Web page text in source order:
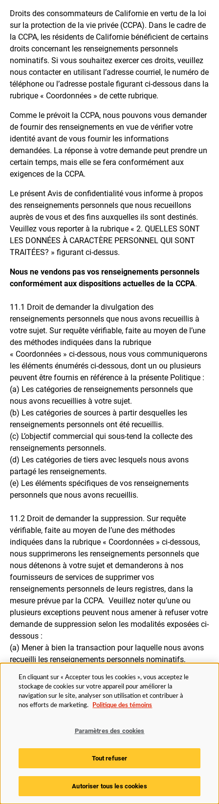
Droits des consommateurs de Californie en vertu de la loi
sur la protection de la vie privée (CCPA). Dans le cadre de
la CCPA, les résidents de Californie bénéficient de certains
droits concernant les renseignements personnels
nominatifs. Si vous souhaitez exercer ces droits, veuillez
nous contacter en utilisant l’adresse courriel, le numéro de
téléphone ou l’adresse postale figurant ci-dessous dans la
rubrique « Coordonnées » de cette rubrique.
Comme le prévoit la CCPA, nous pouvons vous demander
de fournir des renseignements en vue de vérifier votre
identité avant de vous fournir les informations
demandées. La réponse à votre demande peut prendre un
certain temps, mais elle se fera conformément aux
exigences de la CCPA.
Le présent Avis de confidentialité vous informe à propos
des renseignements personnels que nous recueillons
auprès de vous et des fins auxquelles ils sont destinés.
Veuillez vous reporter à la rubrique « 2. QUELLES SONT
LES DONNÉES À CARACTÈRE PERSONNEL QUI SONT
TRAITÉES? » figurant ci-dessus.
Nous ne vendons pas vos renseignements personnels
conformément aux dispositions actuelles de la CCPA.
11.1 Droit de demander la divulgation des
renseignements personnels que nous avons recueillis à
votre sujet. Sur requête vérifiable, faite au moyen de l’une
des méthodes indiquées dans la rubrique
« Coordonnées » ci-dessous, nous vous communiquerons
les éléments énumérés ci-dessous, dont un ou plusieurs
peuvent être fournis en référence à la présente Politique :
(a) Les catégories de renseignements personnels que
nous avons recueillies à votre sujet.
(b) Les catégories de sources à partir desquelles les
renseignements personnels ont été recueillis.
(c) L’objectif commercial qui sous-tend la collecte des
renseignements personnels.
(d) Les catégories de tiers avec lesquels nous avons
partagé les renseignements.
(e) Les éléments spécifiques de vos renseignements
personnels que nous avons recueillis.
11.2 Droit de demander la suppression. Sur requête
vérifiable, faite au moyen de l’une des méthodes
indiquées dans la rubrique « Coordonnées » ci-dessous,
nous supprimerons les renseignements personnels que
nous détenons à votre sujet et demanderons à nos
fournisseurs de services de supprimer vos
renseignements personnels de leurs registres, dans la
mesure prévue par la CCPA. Veuillez noter qu’une ou
plusieurs exceptions peuvent nous amener à refuser votre
demande de suppression selon les modalités exposées ci-
dessous :
(a) Mener à bien la transaction pour laquelle nous avons
recueilli les renseignements personnels nominatifs,
prendre les mesures normalement prévues dans le cadre
de notre relation commerciale en cours avec vous ou
encore honorer notre contrat avec vous.
activités malveillantes, trompeuses, frauduleuses ou
(c) Déboguer les produits afin d’identifier et de réparer les
(d) Permettre uniquement les utilisations internes qui sont
raisonnablement conformes aux attentes des clients,
En cliquant sur « Accepter tous les cookies », vous acceptez le
stockage de cookies sur votre appareil pour améliorer la
navigation sur le site, analyser son utilisation et contribuer à
nos efforts de marketing.
Politique des témoins
Paramètres des cookies
Tout refuser
Autoriser tous les cookies